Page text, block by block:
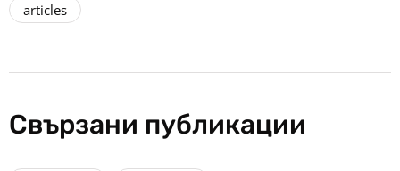
articles
Свързани публикации